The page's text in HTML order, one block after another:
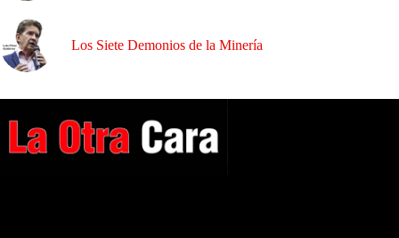
Los Siete Demonios de la Minería